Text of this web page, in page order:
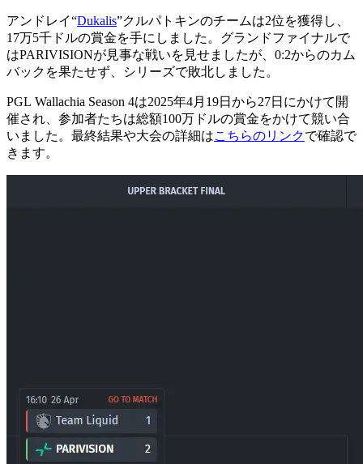
アンドレイ“Dukalis”クルパトキンのチームは2位を獲得し、
17万5千ドルの賞金を手にしました。グランドファイナルで
はPARIVISIONが見事な戦いを見せましたが、0:2からのカム
バックを果たせず、シリーズで敗北しました。
PGL Wallachia Season 4は2025年4月19日から27日にかけて開
催され、参加者たちは総額100万ドルの賞金をかけて競い合
いました。最終結果や大会の詳細はこちらのリンクで確認で
きます。